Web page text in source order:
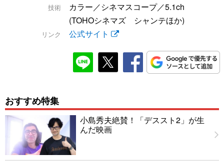
技術
カラー／シネマスコープ／5.1ch
(TOHOシネマズ シャンテほか)
リンク 公式サイト
おすすめ特集
小島秀夫絶賛！「デススト2」が生
んだ映画